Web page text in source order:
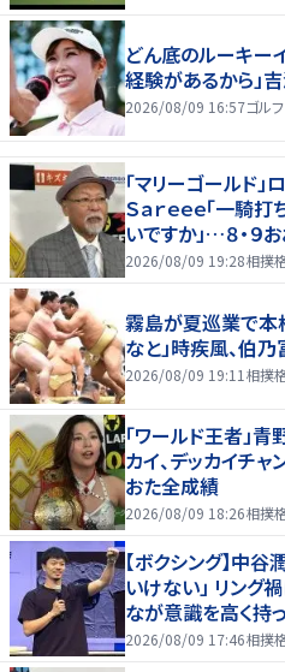
どん底のルーキー
経験があるから」
2026/08/09 16:57ゴルフ
「マリーゴールド
Ｓａｒｅｅｅ「一騎
いですか」…８・９
2026/08/09 19:28相撲
霧島が夏巡業で本
なと」時疾風、伯
2026/08/09 19:11 相撲
「ワールド王者」青
カイ、デッカイチャ
おた全成績
2026/08/09 18:26相撲
【ボクシング】中
いけない」 リング
なが意識を高く持
2026/08/09 17:46相撲